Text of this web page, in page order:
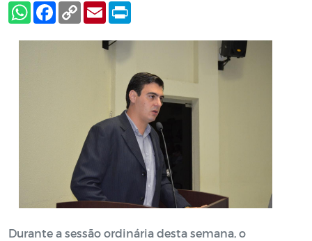
Durante a sessão ordinária desta semana, o